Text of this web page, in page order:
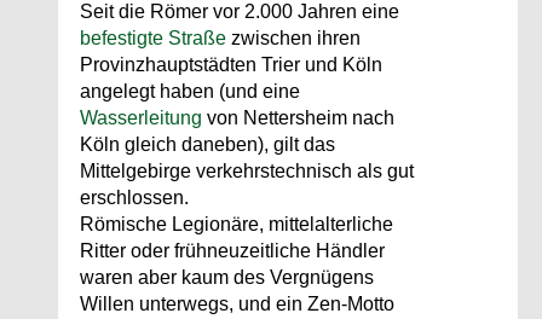
Seit die Römer vor 2.000 Jahren eine
befestigte Straße zwischen ihren
Provinzhauptstädten Trier und Köln
angelegt haben (und eine
Wasserleitung von Nettersheim nach
Köln gleich daneben), gilt das
Mittelgebirge verkehrstechnisch als gut
erschlossen.
Römische Legionäre, mittelalterliche
Ritter oder frühneuzeitliche Händler
waren aber kaum des Vergnügens
Willen unterwegs, und ein Zen-Motto